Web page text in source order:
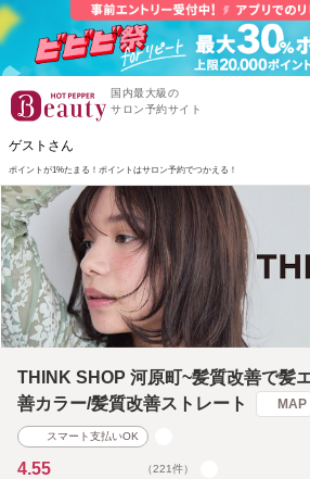
国内最大級の
サロン予約サイト
ゲストさん
ポイントが1%たまる！ ポイントはサロン予約でつかえる！
THINK SHOP 河原町~髪質改善で髪
善カラー/髪質改善ストレート
MAP
スマート支払いOK
4.55 （221件）